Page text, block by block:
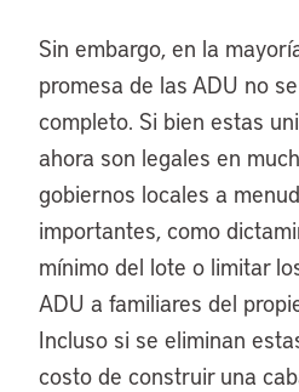
Sin embargo, en la
promesa de las ADU no
completo. Si bien estas
ahora son legales en
gobiernos locales a
importantes, como
mínimo del lote o limitar
ADU a familiares del
Incluso si se eliminan
costo de construir una